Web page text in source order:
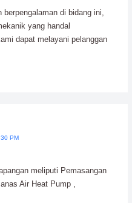
di bidang ini,
yang handal
dapat melayani pelanggan
PM
meliputi Pemasangan
Air Heat Pump ,